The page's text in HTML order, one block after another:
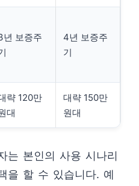
년 보증주
4년 보증주
기
략 120만
대
대략 150만
원대
는 본인의 사용 시나리
을 할 수 있습니다. 예